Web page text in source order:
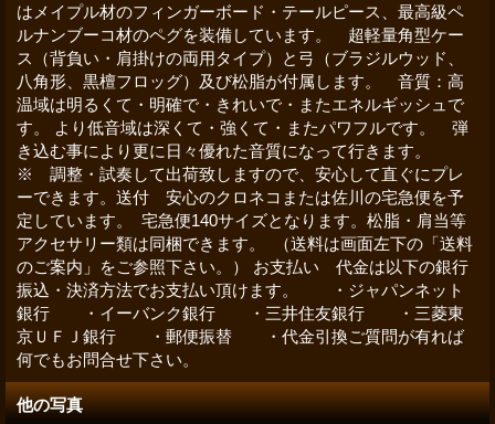
はメイプル材のフィンガーボード・テールピース、最高級ペ
ルナンブーコ材のペグを装備しています。 超軽量角型ケー
ス（背負い・肩掛けの両用タイプ）と弓（ブラジルウッド、
八角形、黒檀フロッグ）及び松脂が付属します。 音質：高
温域は明るくて・明確で・きれいで・またエネルギッシュで
す。 より低音域は深くて・強くて・またパワフルです。 弾
き込む事により更に日々優れた音質になって行きます。
※ 調整・試奏して出荷致しますので、安心して直ぐにプレ
ーできます。送付 安心のクロネコまたは佐川の宅急便を予
定しています。 宅急便140サイズとなります。松脂・肩当等
アクセサリー類は同梱できます。 （送料は画面左下の「送料
のご案内」をご参照下さい。） お支払い 代金は以下の銀行
振込・決済方法でお支払い頂けます。 ・ジャパンネット
銀行 ・イーバンク銀行 ・三井住友銀行 ・三菱東
京ＵＦＪ銀行 ・郵便振替 ・代金引換ご質問が有れば
何でもお問合せ下さい。
他の写真